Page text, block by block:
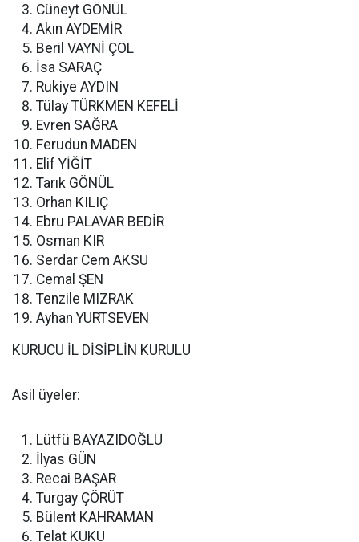
Cüneyt GÖNÜL
Akın AYDEMİR
Beril VAYNİ ÇOL
İsa SARAÇ
Rukiye AYDIN
Tülay TÜRKMEN KEFELİ
Evren SAĞRA
Ferudun MADEN
Elif YİĞİT
Tarık GÖNÜL
Orhan KILIÇ
Ebru PALAVAR BEDİR
Osman KIR
Serdar Cem AKSU
Cemal ŞEN
Tenzile MIZRAK
Ayhan YURTSEVEN
KURUCU İL DİSİPLİN KURULU
Asil üyeler:
Lütfü BAYAZIDOĞLU
İlyas GÜN
Recai BAŞAR
Turgay ÇÖRÜT
Bülent KAHRAMAN
Telat KUKU